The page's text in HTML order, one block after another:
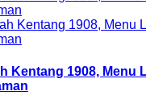
Kentang 1908, Menu